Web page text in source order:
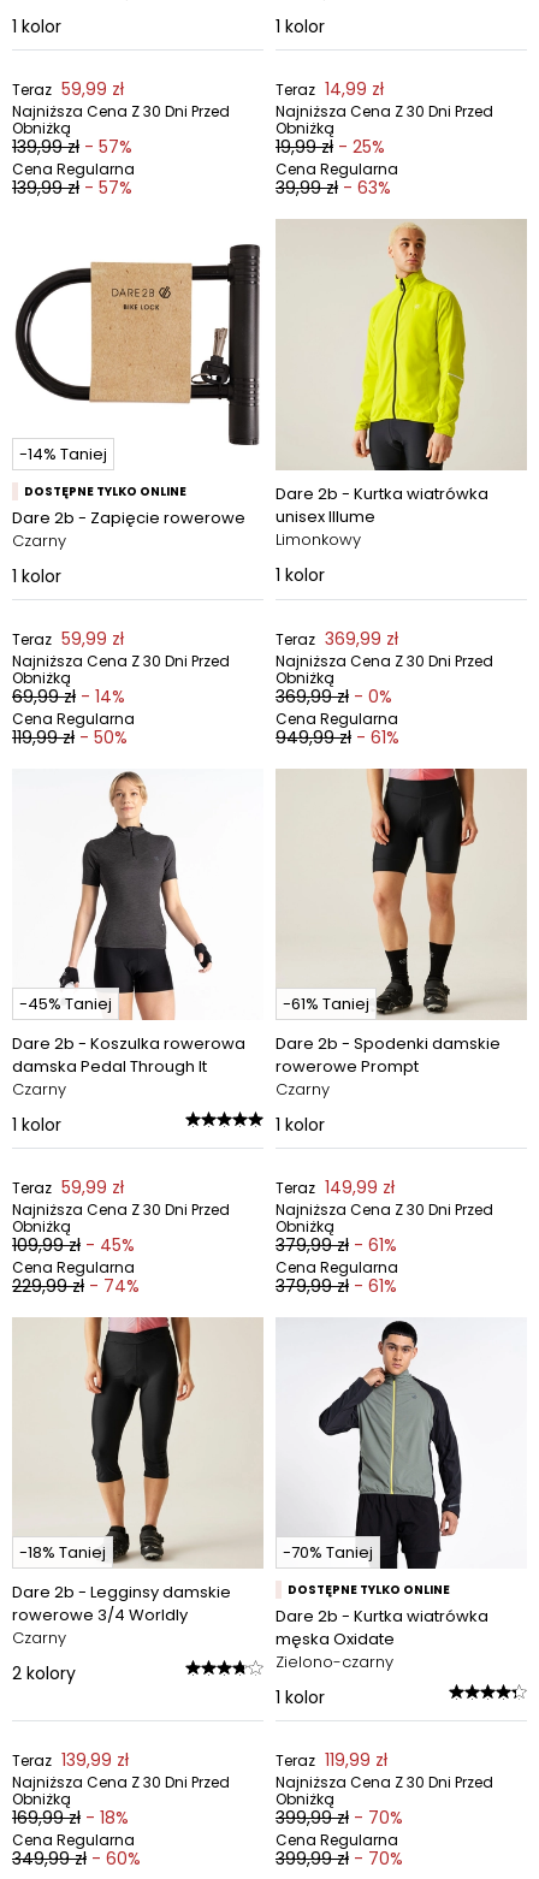
1 kolor
Teraz 59,99 zł
Najniższa Cena Z 30 Dni Przed
Obniżką
139,99 zł - 57%
Cena Regularna
139,99 zł - 57%
1 kolor
Teraz 14,99 zł
Najniższa Cena Z 30 Dni Przed
Obniżką
19,99 zł - 25%
Cena Regularna
39,99 zł - 63%
-14% Taniej
DOSTĘPNE TYLKO ONLINE
Dare 2b - Zapięcie rowerowe
Czarny
1 kolor
Teraz 59,99 zł
Najniższa Cena Z 30 Dni Przed
Obniżką
69,99 zł - 14%
Cena Regularna
119,99 zł - 50%
Dare 2b - Kurtka wiatrówka
unisex Illume
Limonkowy
1 kolor
Teraz 369,99 zł
Najniższa Cena Z 30 Dni Przed
Obniżką
369,99 zł - 0%
Cena Regularna
949,99 zł - 61%
-45% Taniej
Dare 2b - Koszulka rowerowa
damska Pedal Through It
Czarny
1 kolor
Teraz 59,99 zł
Najniższa Cena Z 30 Dni Przed
Obniżką
109,99 zł - 45%
Cena Regularna
229,99 zł - 74%
-61% Taniej
Dare 2b - Spodenki damskie
rowerowe Prompt
Czarny
1 kolor
Teraz 149,99 zł
Najniższa Cena Z 30 Dni Przed
Obniżką
379,99 zł - 61%
Cena Regularna
379,99 zł - 61%
-18% Taniej
Dare 2b - Legginsy damskie
rowerowe 3/4 Worldly
Czarny
2 kolory
Teraz 139,99 zł
Najniższa Cena Z 30 Dni Przed
Obniżką
169,99 zł - 18%
Cena Regularna
349,99 zł - 60%
-70% Taniej
DOSTĘPNE TYLKO ONLINE
Dare 2b - Kurtka wiatrówka
męska Oxidate
Zielono-czarny
1 kolor
Teraz 119,99 zł
Najniższa Cena Z 30 Dni Przed
Obniżką
399,99 zł - 70%
Cena Regularna
399,99 zł - 70%